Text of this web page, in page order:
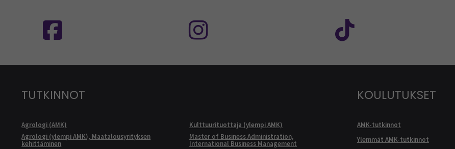
TUTKINNOT
Agrologi (AMK)
Agrologi (ylempi AMK), Maatalousyrityksen
kehittäminen
Kulttuurituottaja (ylempi AMK)
Master of Business Administration,
International Business Management
KOULUTUKSET
AMK-tutkinnot
Ylemmät AMK-tutkinnot